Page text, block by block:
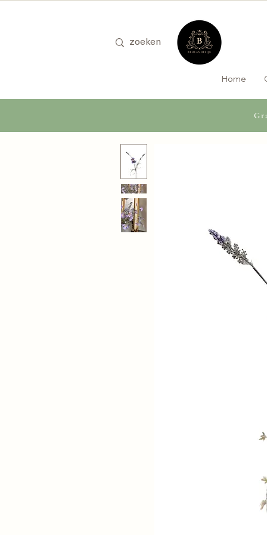
Home